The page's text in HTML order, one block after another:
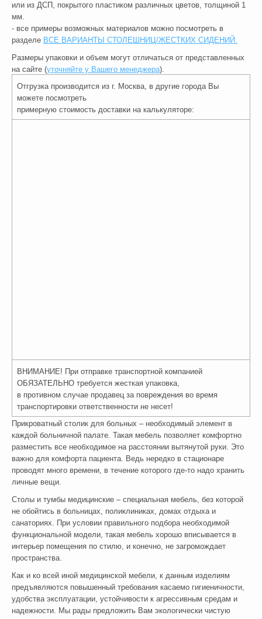
или из ДСП, покрытого пластиком различных цветов, толщиной 1
мм.
- все примеры возможных материалов можно посмотреть в
разделе ВСЕ ВАРИАНТЫ СТОЛЕШНИЦ/ЖЕСТКИХ СИДЕНИЙ.
Размеры упаковки и объем могут отличаться от представленных
на сайте (уточняйте у Вашего менеджера).
Отгрузка производится из г. Москва, в другие города Вы
можете посмотреть
примерную стоимость доставки на калькуляторе:
ВНИМАНИЕ! При отправке транспортной компанией
ОБЯЗАТЕЛЬНО требуется жесткая упаковка,
в противном случае продавец за повреждения во время
транспортировки ответственности не несет!
Прикроватный столик для больных – необходимый элемент в
каждой больничной палате. Такая мебель позволяет комфортно
разместить все необходимое на расстоянии вытянутой руки. Это
важно для комфорта пациента. Ведь нередко в стационаре
проводят много времени, в течение которого где-то надо хранить
личные вещи.
Столы и тумбы медицинские – специальная мебель, без которой
не обойтись в больницах, поликлиниках, домах отдыха и
санаториях. При условии правильного подбора необходимой
функциональной модели, такая мебель хорошо вписывается в
интерьер помещения по стилю, и конечно, не загромождает
пространства.
Как и ко всей иной медицинской мебели, к данным изделиям
предъявляются повышенный требования касаемо гигиеничности,
удобства эксплуатации, устойчивости к агрессивным средам и
надежности. Мы рады предложить Вам экологически чистую